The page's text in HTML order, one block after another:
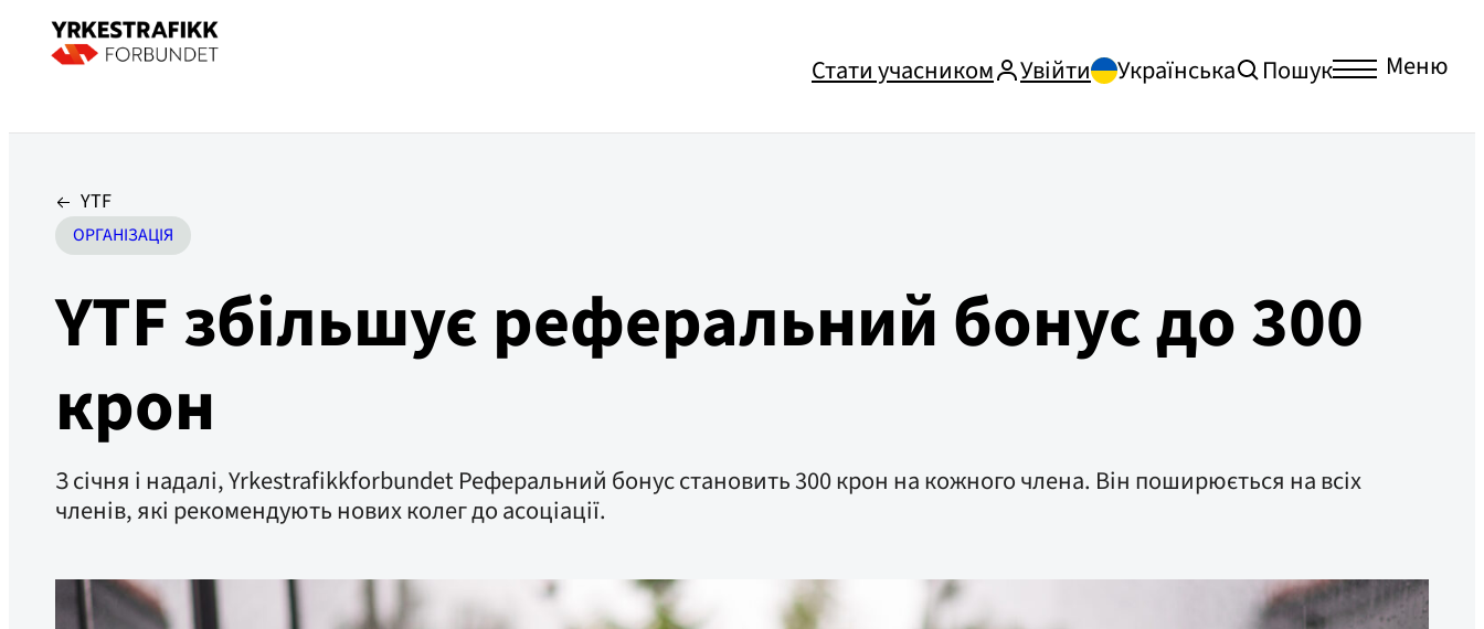
Стати учасником Увійти Українська Пошук Меню
YTF
ОРГАНІЗАЦІЯ
YTF збільшує реферальний бонус до 300
крон
З січня і надалі, Yrkestrafikkforbundet Реферальний бонус становить 300 крон на кожного члена. Він поширюється на всіх
членів, які рекомендують нових колег до асоціації.